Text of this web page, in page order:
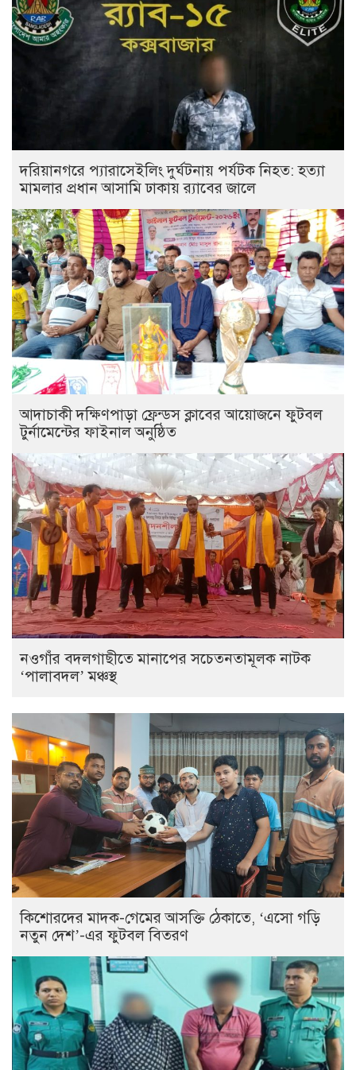
দরিয়ানগরে প্যারাসেইলিং দুর্ঘটনায় পর্যটক নিহত: হত্যা
মামলার প্রধান আসামি ঢাকায় র‌্যাবের জালে
আদাচাকী দক্ষিণপাড়া ফ্রেন্ডস ক্লাবের আয়োজনে ফুটবল
টুর্নামেন্টের ফাইনাল অনুষ্ঠিত
নওগাঁর বদলগাছীতে মানাপের সচেতনতামূলক নাটক
‘পালাবদল’ মঞ্চস্থ
কিশোরদের মাদক-গেমের আসক্তি ঠেকাতে, ‘এসো গড়ি
নতুন দেশ’-এর ফুটবল বিতরণ